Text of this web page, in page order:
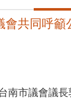
會共同呼
南市議會議